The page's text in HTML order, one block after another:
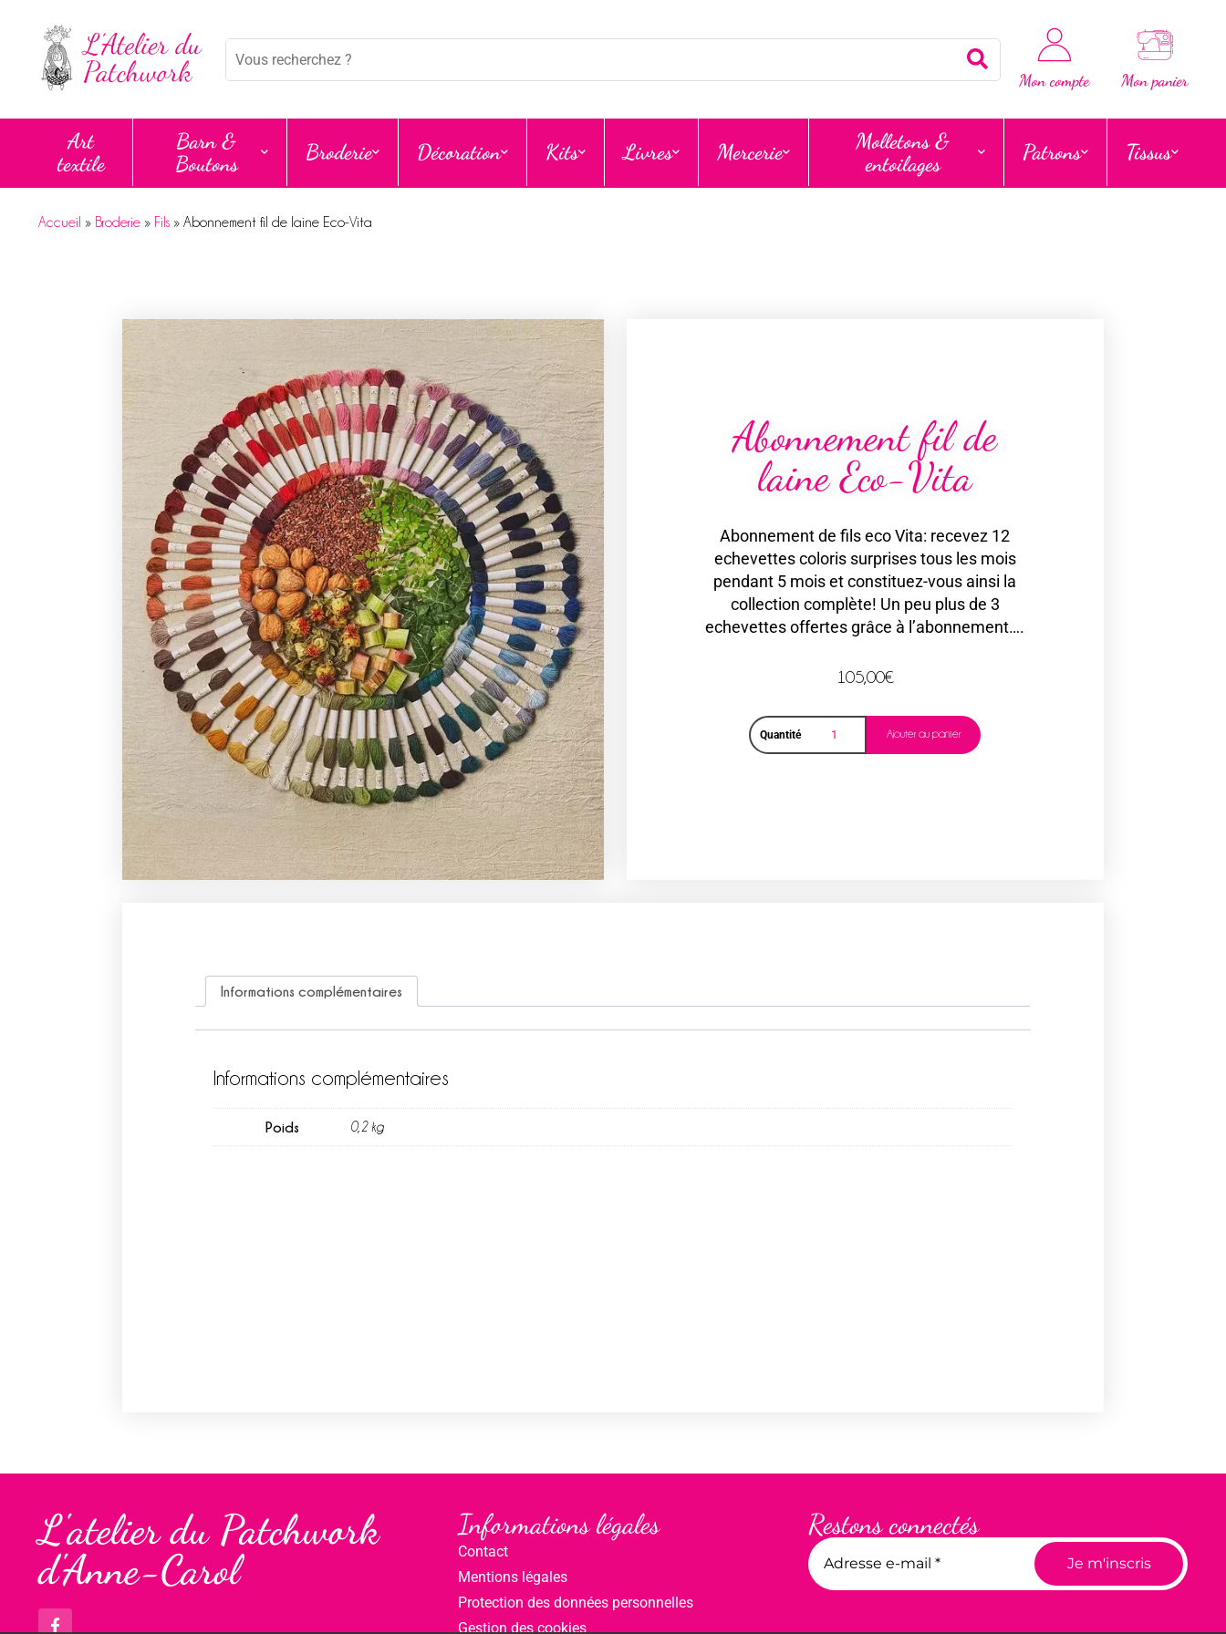
Mots
Rechercher
Mon compte Mon panier
Art
textile
Barn &
Boutons
Broderie Décoration Kits Livres Mercerie
Molletons &
entoilages
Patrons Tissus
Accueil » Broderie » Fils » Abonnement fil de laine Eco-Vita
Abonnement fil de
laine Eco-Vita
Abonnement de fils eco Vita: recevez 12
echevettes coloris surprises tous les mois
pendant 5 mois et constituez-vous ainsi la
collection complète! Un peu plus de 3
echevettes offertes grâce à l’abonnement….
105,00€
Quantité Ajouter au panier
Informations complémentaires
Informations complémentaires
Poids 0,2 kg
L'atelier du Patchwork
d'Anne-Carol
Informations légales
Contact
Mentions légales
Protection des données personnelles
Gestion des cookies
Restons connectés